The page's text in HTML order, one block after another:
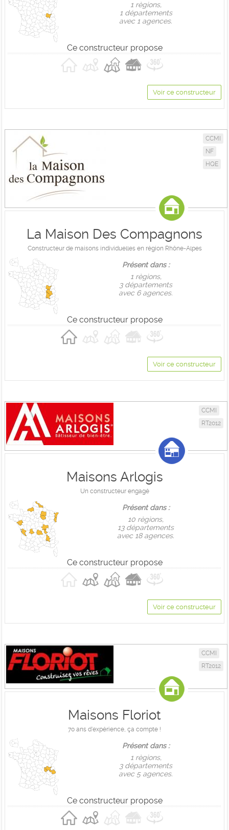
1 règions,
1 départements
avec 1 agences.
Ce constructeur propose
Voir ce constructeur
CCMI
NF
HQE
La Maison Des Compagnons
Constructeur de maisons individuelles en région Rhône-Alpes
Présent dans :
1 règions,
3 départements
avec 6 agences.
Ce constructeur propose
Voir ce constructeur
CCMI
RT2012
Maisons Arlogis
Un constructeur engagé
Présent dans :
10 règions,
13 départements
avec 18 agences.
Ce constructeur propose
Voir ce constructeur
CCMI
RT2012
Maisons Floriot
70 ans d'expérience, ça compte !
Présent dans :
1 règions,
3 départements
avec 5 agences.
Ce constructeur propose